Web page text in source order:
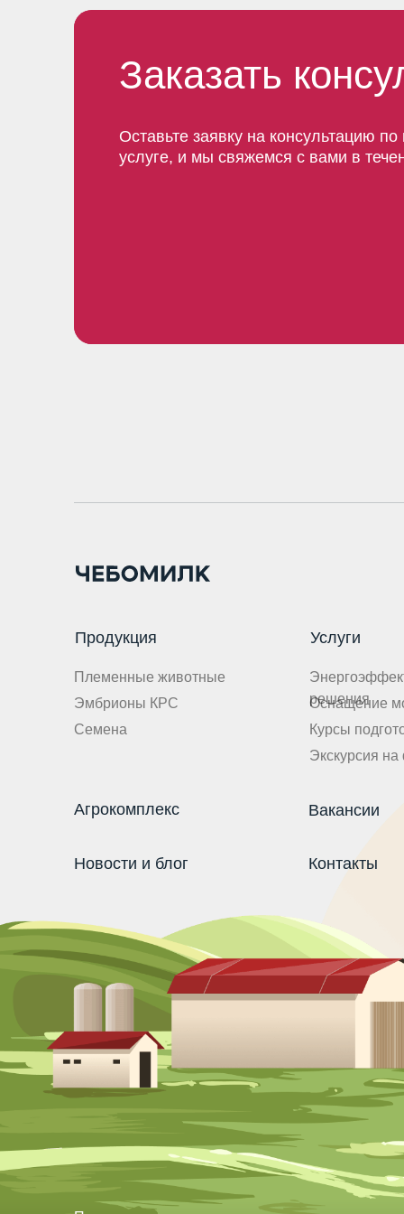
Заказать
Оставьте заявку на консультацию
услуге, и мы свяжемся с вами в
Продукция Услуги
Семена
Эмбрионы КРС
Племенные животные
Агрокомплекс Вакансии
Новости и блог
Курсы
решения
Экскурсия
Оснащение
Контакты